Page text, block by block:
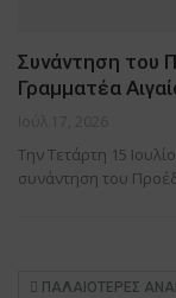
Συνάντηση του
Γραμματέα
Την Τετάρτη 15
συνάντηση του
ΠΑΛΑΙΌΤΕΡΕΣ